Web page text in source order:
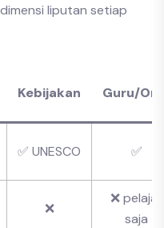
liputan setiap
Kebijakan Guru/
✅ UNESCO ✅
❌
❌ pelajar
saja